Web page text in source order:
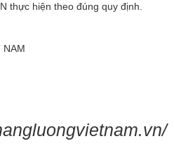
thực hiện theo đúng quy định.
NAM